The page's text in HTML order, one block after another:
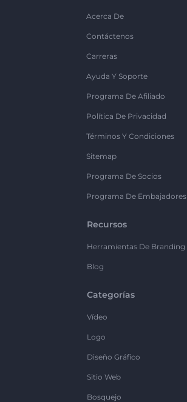
Acerca De
Contáctenos
Carreras
Ayuda Y Soporte
Programa De Afiliado
Política De Privacidad
Términos Y Condiciones
Sitemap
Programa De Socios
Programa De Embajadores
Recursos
Herramientas De Branding
Blog
Categorías
Vídeo
Logo
Diseño Gráfico
Sitio Web
Bosquejo